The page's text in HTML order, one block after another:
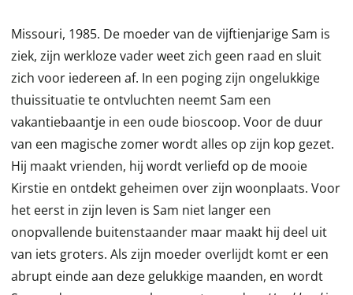
Missouri, 1985. De moeder van de vijftienjarige Sam is
ziek, zijn werkloze vader weet zich geen raad en sluit
zich voor iedereen af. In een poging zijn ongelukkige
thuissituatie te ontvluchten neemt Sam een
vakantiebaantje in een oude bioscoop. Voor de duur
van een magische zomer wordt alles op zijn kop gezet.
Hij maakt vrienden, hij wordt verliefd op de mooie
Kirstie en ontdekt geheimen over zijn woonplaats. Voor
het eerst in zijn leven is Sam niet langer een
onopvallende buitenstaander maar maakt hij deel uit
van iets groters. Als zijn moeder overlijdt komt er een
abrupt einde aan deze gelukkige maanden, en wordt